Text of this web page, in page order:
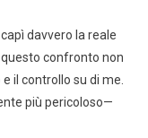
davvero la reale
confronto non
il controllo su di me.
più pericoloso—